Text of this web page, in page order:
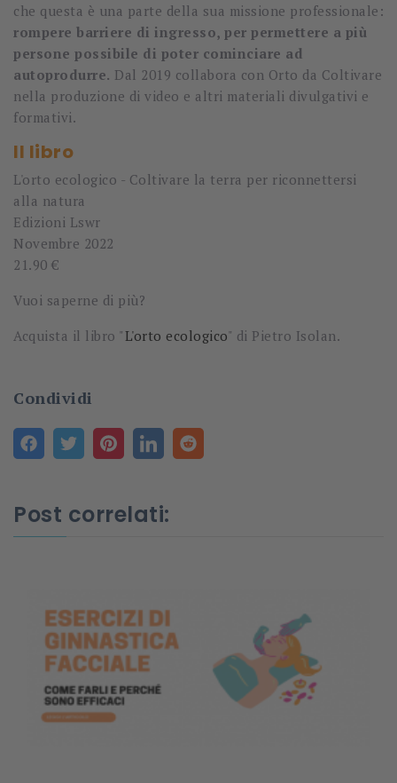
che questa è una parte della sua missione professionale:
rompere barriere di ingresso, per permettere a più
persone possibile di poter cominciare ad
autoprodurre. Dal 2019 collabora con Orto da Coltivare
nella produzione di video e altri materiali divulgativi e
formativi.
Il libro
L'orto ecologico - Coltivare la terra per riconnettersi
alla natura
Edizioni Lswr
Novembre 2022
21.90 €
Vuoi saperne di più?
Acquista il libro "L'orto ecologico" di Pietro Isolan.
Condividi
Post correlati: